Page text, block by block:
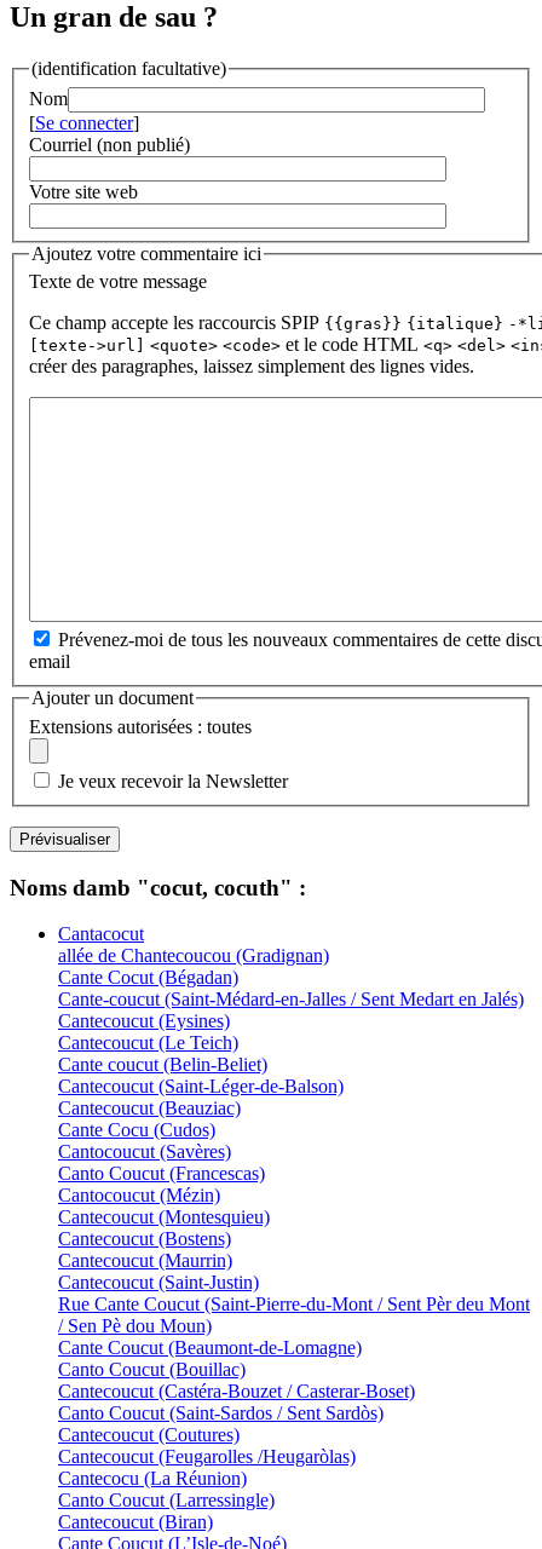
Un gran de sau ?
(identification facultative)
Nom
[Se connecter]
Courriel (non publié)
Votre site web
Ajoutez votre commentaire ici
Texte de votre message
Ce champ accepte les raccourcis SPIP {{gras}} {italique} -
[texte->url]
<quote> <code> et le code HTML <q> <del>
créer des paragraphes, laissez simplement des lignes vides.
Prévenez-moi de tous les nouveaux commentaires de cette
email
Ajouter un document
Extensions autorisées : toutes
Je veux recevoir la Newsletter
Noms damb "cocut, cocuth" :
Cantacocut
allée de Chantecoucou (Gradignan)
Cante Cocut (Bégadan)
Cante-coucut (Saint-Médard-en-Jalles / Sent Medart en Jalés)
Cantecoucut (Eysines)
Cantecoucut (Le Teich)
Cante coucut (Belin-Beliet)
Cantecoucut (Saint-Léger-de-Balson)
Cantecoucut (Beauziac)
Cante Cocu (Cudos)
Cantocoucut (Savères)
Canto Coucut (Francescas)
Cantocoucut (Mézin)
Cantecoucut (Montesquieu)
Cantecoucut (Bostens)
Cantecoucut (Maurrin)
Cantecoucut (Saint-Justin)
Rue Cante Coucut (Saint-Pierre-du-Mont / Sent Pèr deu Mont
/ Sen Pè dou Moun)
Cante Coucut (Beaumont-de-Lomagne)
Canto Coucut (Bouillac)
Cantecoucut (Castéra-Bouzet / Casterar-Boset)
Canto Coucut (Saint-Sardos / Sent Sardòs)
Cantecoucut (Coutures)
Cantecoucut (Feugarolles /Heugaròlas)
Cantecocu (La Réunion)
Canto Coucut (Larressingle)
Cantecoucut (Biran)
Cante Coucut (L’Isle-de-Noé)